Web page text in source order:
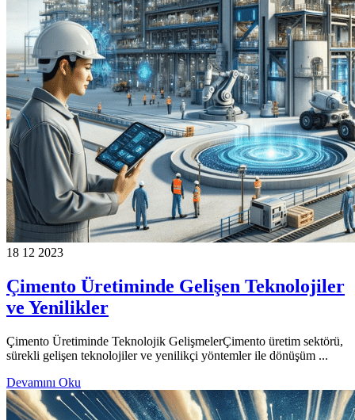
18 12 2023
Çimento Üretiminde Gelişen Teknolojiler
ve Yenilikler
Çimento Üretiminde Teknolojik GelişmelerÇimento üretim sektörü,
sürekli gelişen teknolojiler ve yenilikçi yöntemler ile dönüşüm ...
Devamını Oku